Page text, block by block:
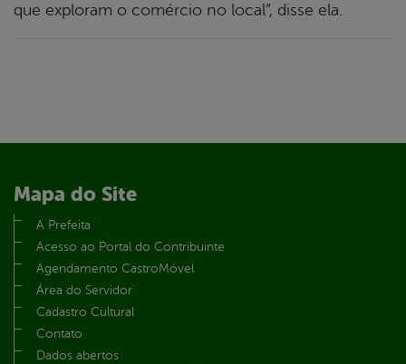
que exploram o comércio no local”, disse ela.
Mapa do Site
A Prefeita
Acesso ao Portal do Contribuinte
Agendamento CastroMóvel
Área do Servidor
Cadastro Cultural
Contato
Dados abertos